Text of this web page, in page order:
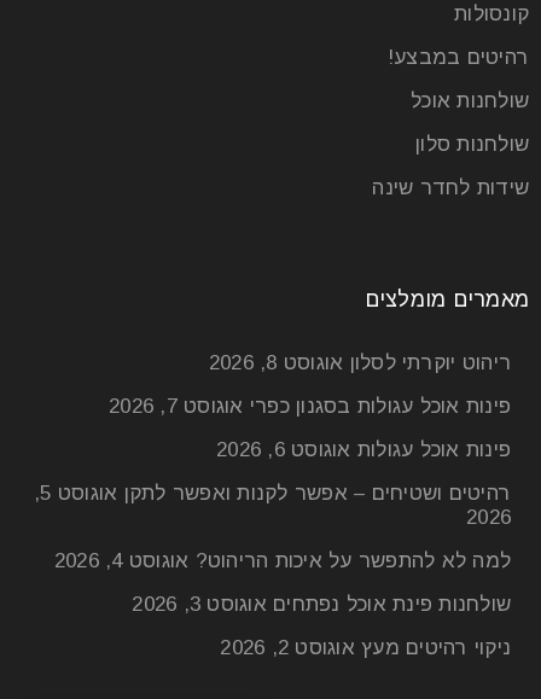
22 יונ
חדר האמבטיה הוא הרבה יותר מאשר חלל פונקציונלי
בלבד – הוא מהווה מקום מפלט אישי שבו אנו מתחילים
מטבח בעיצוב פתוח: איך להפוך את האי
קונסולות
רהיטים במבצע!
שולחנות אוכל
שולחנות סלון
שידות לחדר שינה
מאמרים מומלצים
ריהוט יוקרתי לסלון אוגוסט 8, 2026
פינות אוכל עגולות בסגנון כפרי אוגוסט 7, 2026
פינות אוכל עגולות אוגוסט 6, 2026
רהיטים ושטיחים – אפשר לקנות ואפשר לתקן
אוגוסט 5,
2026
למה לא להתפשר על איכות הריהוט? אוגוסט 4, 2026
שולחנות פינת אוכל נפתחים אוגוסט 3, 2026
ניקוי רהיטים מעץ אוגוסט 2, 2026